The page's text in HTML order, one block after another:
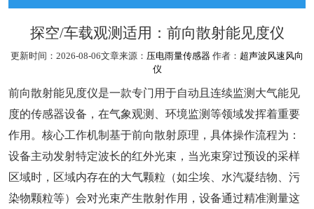
探空/车载观测适用：前向散射能见度仪
更新时间：2026-08-06文章来源： 压电雨量传感器 作者： 超声波风速风向
仪
前向散射能见度仪是一款专门用于自动且连续监测大气能见
度的传感器设备，在气象观测、环境监测等领域发挥着重要
作用。核心工作机制基于前向散射原理，具体操作流程为：
设备主动发射特定波长的红外光束，当光束穿过预设的采样
区域时，区域内存在的大气颗粒（如尘埃、水汽凝结物、污
染物颗粒等）会对光束产生散射作用，设备通过精准测量这